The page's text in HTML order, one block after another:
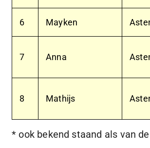
6 Mayken
7 Anna
8 Mathijs
* ook bekend staand als van